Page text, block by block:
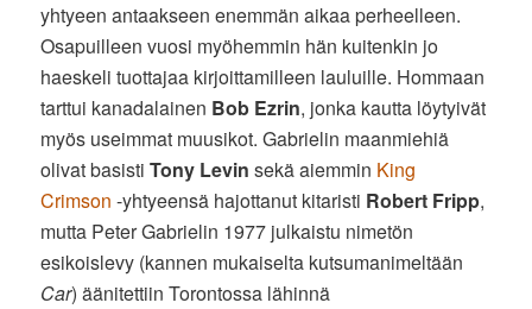
yhtyeen antaakseen enemmän aikaa perheelleen.
Osapuilleen vuosi myöhemmin hän kuitenkin jo
haeskeli tuottajaa kirjoittamilleen lauluille. Hommaan
tarttui kanadalainen Bob Ezrin, jonka kautta löytyivät
myös useimmat muusikot. Gabrielin maanmiehiä
olivat basistiTony Levin sekä aiemmin King
Crimson -yhtyeensä hajottanut kitaristi Robert Fripp,
mutta Peter Gabrielin 1977 julkaistu nimetön
esikoislevy (kannen mukaiselta kutsumanimeltään
Car) äänitettiin Torontossa lähinnä